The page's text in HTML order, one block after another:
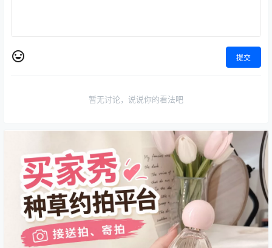
提交
暂无讨论，说说你的看法吧